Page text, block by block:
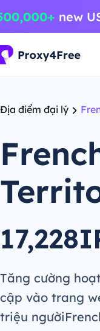
Địa điểm đại lý
Tăng cường
cập vào trang
triệu